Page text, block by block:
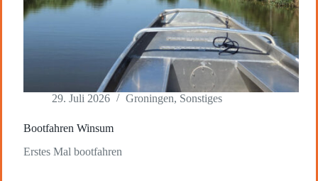
29. Juli 2026 Groningen, Sonstiges
Bootfahren Winsum
Erstes Mal bootfahren